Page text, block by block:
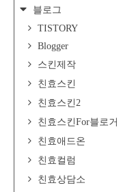
블로그
TISTORY
Blogger
스킨제작
친효스킨
친효스킨2
친효스킨For블로거
친효애드온
친효컬럼
친효상담소